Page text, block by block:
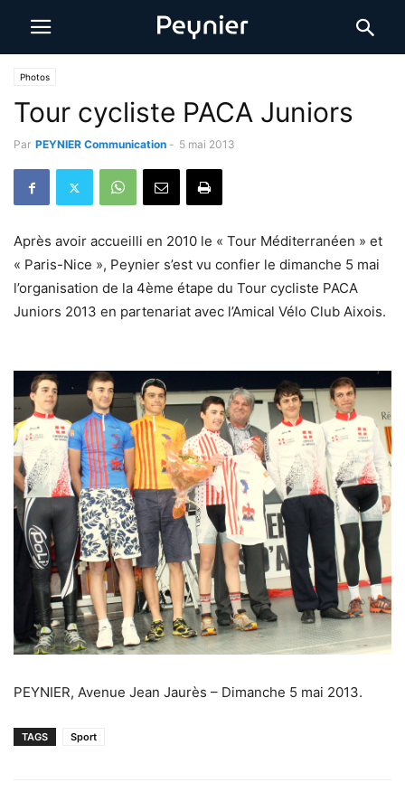
Photos
Tour cycliste PACA Juniors
Par PEYNIER Communication - 5 mai 2013
Après avoir accueilli en 2010 le « Tour Méditerranéen » et
« Paris-Nice », Peynier s’est vu confier le dimanche 5 mai
l’organisation de la 4ème étape du Tour cycliste PACA
Juniors 2013 en partenariat avec l’Amical Vélo Club Aixois.
PEYNIER, Avenue Jean Jaurès – Dimanche 5 mai 2013.
TAGS Sport